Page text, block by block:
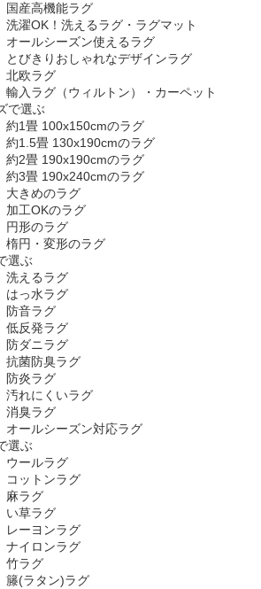
国産高機能ラグ
洗濯OK！洗えるラグ・ラグマット
オールシーズン使えるラグ
とびきりおしゃれなデザインラグ
北欧ラグ
輸入ラグ（ウィルトン）・カーペット
で選ぶ
約1畳 100x150cmのラグ
約1.5畳 130x190cmのラグ
約2畳 190x190cmのラグ
約3畳 190x240cmのラグ
大きめのラグ
加工OKのラグ
円形のラグ
楕円・変形のラグ
選ぶ
洗えるラグ
はっ水ラグ
防音ラグ
低反発ラグ
防ダニラグ
抗菌防臭ラグ
防炎ラグ
汚れにくいラグ
消臭ラグ
オールシーズン対応ラグ
選ぶ
ウールラグ
コットンラグ
麻ラグ
い草ラグ
レーヨンラグ
ナイロンラグ
竹ラグ
籐(ラタン)ラグ